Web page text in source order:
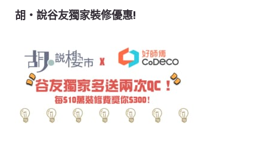
胡‧說谷友獨家裝修優惠!